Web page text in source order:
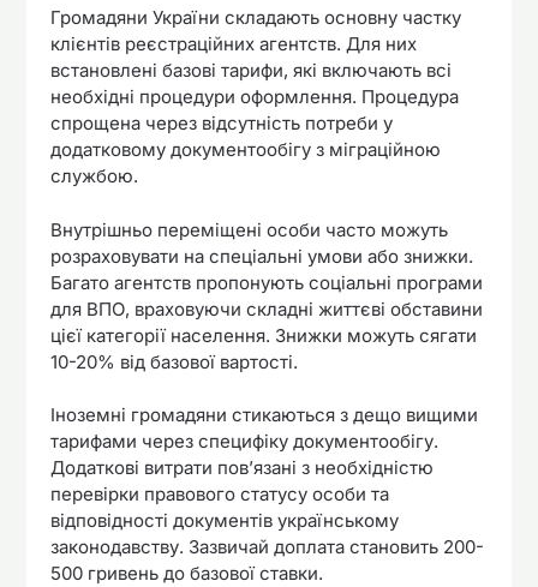
Громадяни України складають основну частку
клієнтів реєстраційних агентств. Для них
встановлені базові тарифи, які включають всі
необхідні процедури оформлення. Процедура
спрощена через відсутність потреби у
додатковому документообігу з міграційною
службою.
Внутрішньо переміщені особи часто можуть
розраховувати на спеціальні умови або знижки.
Багато агентств пропонують соціальні програми
для ВПО, враховуючи складні життєві обставини
цієї категорії населення. Знижки можуть сягати
10-20% від базової вартості.
Іноземні громадяни стикаються з дещо вищими
тарифами через специфіку документообігу.
Додаткові витрати пов’язані з необхідністю
перевірки правового статусу особи та
відповідності документів українському
законодавству. Зазвичай доплата становить 200-
500 гривень до базової ставки.